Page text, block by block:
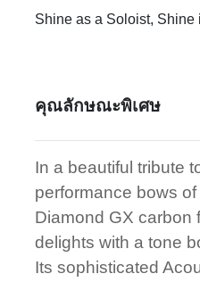
Shine as a Soloist, Shine
คุณลักษณะพิเศษ
In a beautiful tribute
performance bows
Diamond GX carbon
delights with a tone
Its sophisticated